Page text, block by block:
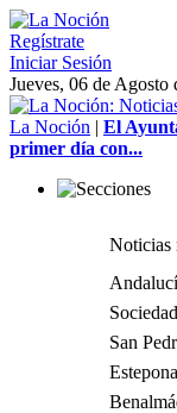
Regístrate
Iniciar Sesión
Jueves, 06 de Agosto
La Noción | El
primer día con...
Noticias
Sociedad
San
Estepona